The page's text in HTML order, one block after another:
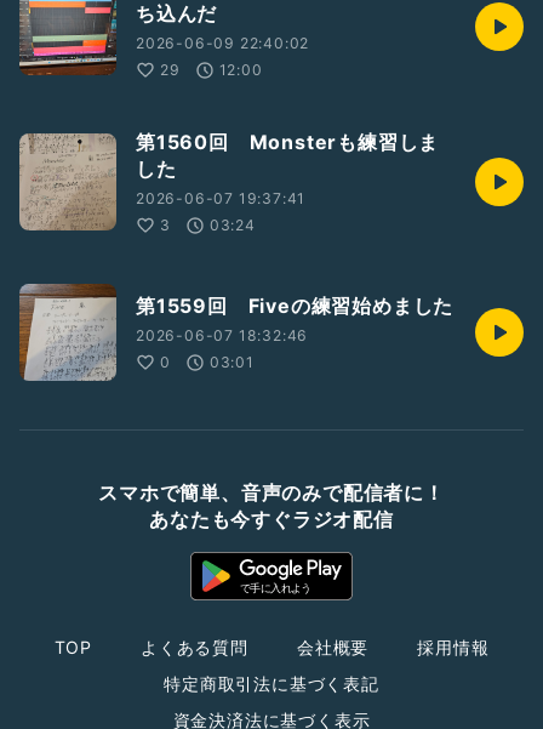
ち込んだ
2026-06-09 22:40:02
29
12:00
第1560回 Monsterも練習しま
した
2026-06-07 19:37:41
3
03:24
第1559回 Fiveの練習始めました
2026-06-07 18:32:46
0
03:01
スマホで簡単、音声のみで配信者に！
あなたも今すぐラジオ配信
TOP よくある質問 会社概要
採用情報
特定商取引法に基づく表記
資金決済法に基づく表示